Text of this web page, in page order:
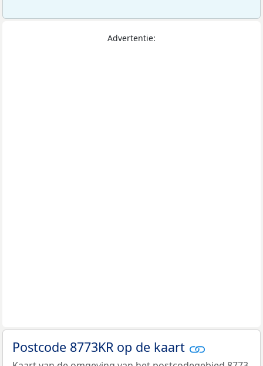
Advertentie:
Postcode 8773KR op de kaart